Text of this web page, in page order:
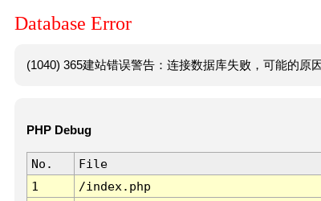
Database Error
(1040) 365建站错误警告：连接数据库失败，可能的原
PHP Debug
No. File
1
/index.php